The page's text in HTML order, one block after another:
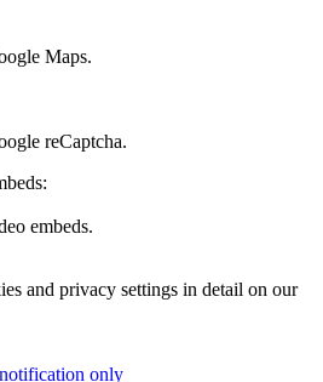
Maps.
reCaptcha.
embeds.
and privacy settings in detail on our
only